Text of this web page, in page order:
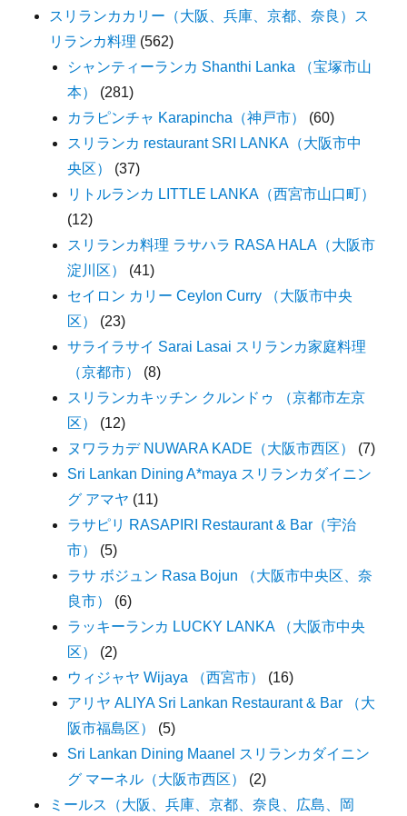
スリランカカリー（大阪、兵庫、京都、奈良）ス
リランカ料理 (562)
シャンティーランカ Shanthi Lanka （宝塚市山
本）
(281)
カラピンチャ Karapincha（神戸市）
(60)
スリランカ restaurant SRI LANKA（大阪市中
央区）
(37)
リトルランカ LITTLE LANKA（西宮市山口町）
(12)
スリランカ料理 ラサハラ RASA HALA（大阪市
淀川区）
(41)
セイロン カリー Ceylon Curry （大阪市中央
区）
(23)
サライラサイ Sarai Lasai スリランカ家庭料理
（京都市）
(8)
スリランカキッチン クルンドゥ （京都市左京
区）
(12)
ヌワラカデ NUWARA KADE（大阪市西区）
(7)
Sri Lankan Dining A*maya スリランカダイニン
グ アマヤ (11)
ラサピリ RASAPIRI Restaurant & Bar（宇治
市）
(5)
ラサ ボジュン Rasa Bojun （大阪市中央区、奈
良市）
(6)
ラッキーランカ LUCKY LANKA （大阪市中央
区）
(2)
ウィジャヤ Wijaya （西宮市）
(16)
アリヤ ALIYA Sri Lankan Restaurant & Bar （大
阪市福島区）
(5)
Sri Lankan Dining Maanel スリランカダイニン
グ マーネル（大阪市西区）
(2)
ミールス（大阪、兵庫、京都、奈良、広島、岡